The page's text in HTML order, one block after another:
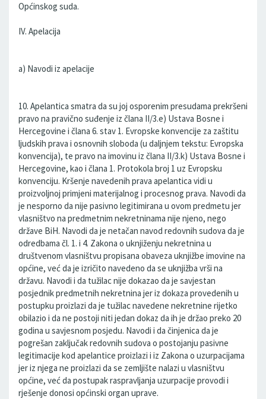
Općinskog suda.
IV. Apelacija
a) Navodi iz apelacije
10. Apelantica smatra da su joj osporenim presudama prekršeni
pravo na pravično suđenje iz člana II/3.e) Ustava Bosne i
Hercegovine i člana 6. stav 1. Evropske konvencije za zaštitu
ljudskih prava i osnovnih sloboda (u daljnjem tekstu: Evropska
konvencija), te pravo na imovinu iz člana II/3.k) Ustava Bosne i
Hercegovine, kao i člana 1. Protokola broj 1 uz Evropsku
konvenciju. Kršenje navedenih prava apelantica vidi u
proizvoljnoj primjeni materijalnog i procesnog prava. Navodi da
je nesporno da nije pasivno legitimirana u ovom predmetu jer
vlasništvo na predmetnim nekretninama nije njeno, nego
države BiH. Navodi da je netačan navod redovnih sudova da je
odredbama čl. 1. i 4. Zakona o uknjiženju nekretnina u
društvenom vlasništvu propisana obaveza uknjižbe imovine na
općine, već da je izričito navedeno da se uknjižba vrši na
državu. Navodi i da tužilac nije dokazao da je savjestan
posjednik predmetnih nekretnina jer iz dokaza provedenih u
postupku proizlazi da je tužilac navedene nekretnine rijetko
obilazio i da ne postoji niti jedan dokaz da ih je držao preko 20
godina u savjesnom posjedu. Navodi i da činjenica da je
pogrešan zaključak redovnih sudova o postojanju pasivne
legitimacije kod apelantice proizlazi i iz Zakona o uzurpacijama
jer iz njega ne proizlazi da se zemljište nalazi u vlasništvu
općine, već da postupak raspravljanja uzurpacije provodi i
rješenje donosi općinski organ uprave.